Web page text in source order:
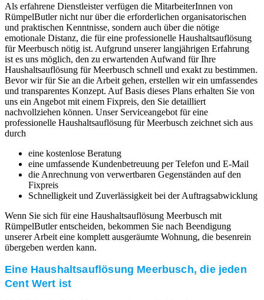
Als erfahrene Dienstleister verfügen die MitarbeiterInnen von
RümpelButler nicht nur über die erforderlichen organisatorischen
und praktischen Kenntnisse, sondern auch über die nötige
emotionale Distanz, die für eine professionelle Haushaltsauflösung
für Meerbusch nötig ist. Aufgrund unserer langjährigen Erfahrung
ist es uns möglich, den zu erwartenden Aufwand für Ihre
Haushaltsauflösung für Meerbusch schnell und exakt zu bestimmen.
Bevor wir für Sie an die Arbeit gehen, erstellen wir ein umfassendes
und transparentes Konzept. Auf Basis dieses Plans erhalten Sie von
uns ein Angebot mit einem Fixpreis, den Sie detailliert
nachvollziehen können. Unser Serviceangebot für eine
professionelle Haushaltsauflösung für Meerbusch zeichnet sich aus
durch
eine kostenlose Beratung
eine umfassende Kundenbetreuung per Telefon und E-Mail
die Anrechnung von verwertbaren Gegenständen auf den
Fixpreis
Schnelligkeit und Zuverlässigkeit bei der Auftragsabwicklung
Wenn Sie sich für eine Haushaltsauflösung Meerbusch mit
RümpelButler entscheiden, bekommen Sie nach Beendigung
unserer Arbeit eine komplett ausgeräumte Wohnung, die besenrein
übergeben werden kann.
Eine Haushaltsauflösung Meerbusch, die jeden
Cent Wert ist